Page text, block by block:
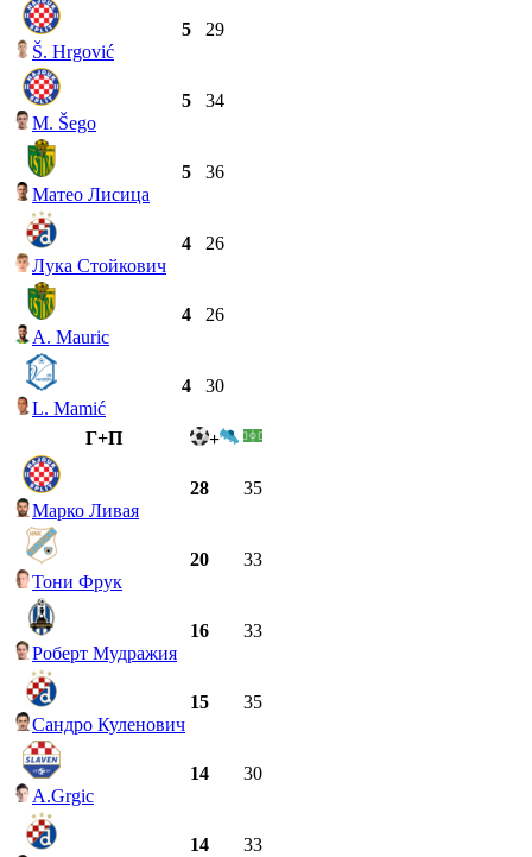
Š. Hrgović
5 29
M. Šego
5 34
Матео Лисица
5 36
Лука Стойкович
4 26
A. Mauric
4 26
L. Mamić
4 30
Г+П +
Марко Ливая
28 35
Тони Фрук
20 33
Роберт Мудражия
16 33
Сандро Куленович
15 35
A.Grgic
14 30
14 33